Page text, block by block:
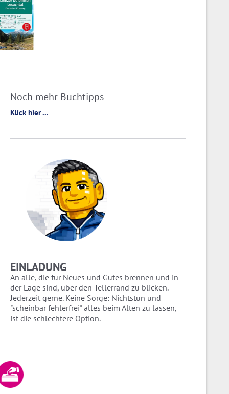
Noch mehr Buchtipps
Klick hier ...
EINLADUNG
An alle, die für Neues und Gutes brennen und in
der Lage sind, über den Tellerrand zu blicken.
Jederzeit gerne. Keine Sorge: Nichtstun und
"scheinbar fehlerfrei" alles beim Alten zu lassen,
ist die schlechtere Option.